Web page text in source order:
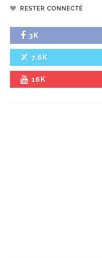
RESTER CONNECTÉ
3K
7.6K
16K